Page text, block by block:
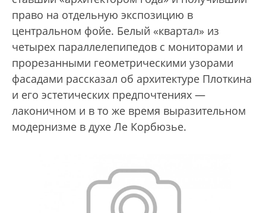
право на отдельную экспозицию в
центральном фойе. Белый «квартал» из
четырех параллелепипедов с мониторами и
прорезанными геометрическими узорами
фасадами рассказал об архитектуре Плоткина
и его эстетических предпочтениях —
лаконичном и в то же время выразительном
модернизме в духе Ле Корбюзье.